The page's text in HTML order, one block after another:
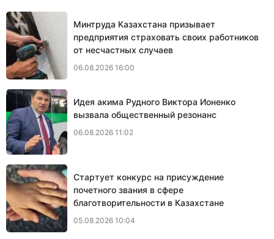
Минтруда Казахстана призывает
предприятия страховать своих работников
от несчастных случаев
06.08.2026 16:00
Идея акима Рудного Виктора Ионенко
вызвала общественный резонанс
06.08.2026 11:02
Стартует конкурс на присуждение
почетного звания в сфере
благотворительности в Казахстане
05.08.2026 10:04